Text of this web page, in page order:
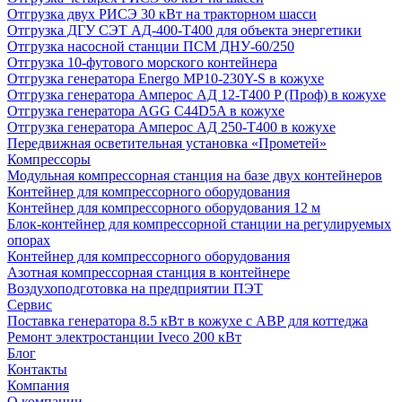
Отгрузка двух РИСЭ 30 кВт на тракторном шасси
Отгрузка ДГУ СЭТ АД-400-Т400 для объекта энергетики
Отгрузка насосной станции ПСМ ДНУ-60/250
Отгрузка 10-футового морского контейнера
Отгрузка генератора Energo MP10-230Y-S в кожухе
Отгрузка генератора Амперос АД 12-Т400 P (Проф) в кожухе
Отгрузка генератора AGG C44D5A в кожухе
Отгрузка генератора Амперос АД 250-Т400 в кожухе
Передвижная осветительная установка «Прометей»
Компрессоры
Модульная компрессорная станция на базе двух контейнеров
Контейнер для компрессорного оборудования
Контейнер для компрессорного оборудования 12 м
Блок-контейнер для компрессорной станции на регулируемых
опорах
Контейнер для компрессорного оборудования
Азотная компрессорная станция в контейнере
Воздухоподготовка на предприятии ПЭТ
Сервис
Поставка генератора 8.5 кВт в кожухе с АВР для коттеджа
Ремонт электростанции Iveco 200 кВт
Блог
Контакты
Компания